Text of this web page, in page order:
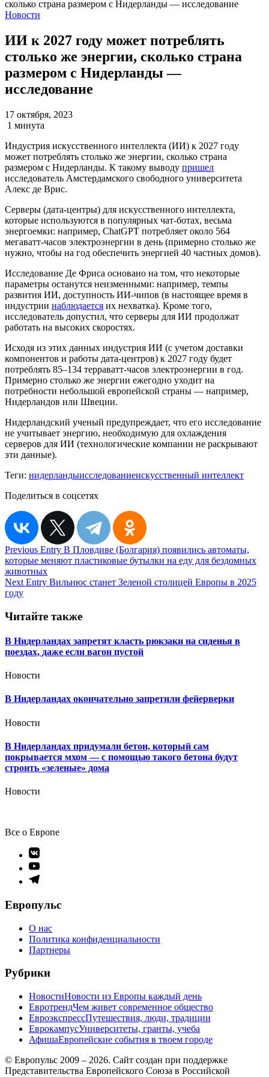
Новости
ИИ к 2027 году может потреблять
столько же энергии, сколько страна
размером с Нидерланды —
исследование
17 октября, 2023
1 минута
Индустрия искусственного интеллекта (ИИ) к 2027 году
может потреблять столько же энергии, сколько страна
размером с Нидерланды. К такому выводу пришел
исследователь Амстердамского свободного университета
Алекс де Врис.
Серверы (дата-центры) для искусственного интеллекта,
которые используются в популярных чат-ботах, весьма
энергоемки: например, ChatGPT потребляет около 564
мегаватт-часов электроэнергии в день (примерно столько же
нужно, чтобы на год обеспечить энергией 40 частных домов).
Исследование Де Фриса основано на том, что некоторые
параметры останутся неизменными: например, темпы
развития ИИ, доступность ИИ-чипов (в настоящее время в
индустрии наблюдается их нехватка). Кроме того,
исследователь допустил, что серверы для ИИ продолжат
работать на высоких скоростях.
Исходя из этих данных индустрия ИИ (с учетом доставки
компонентов и работы дата-центров) к 2027 году будет
потреблять 85–134 терраватт-часов электроэнергии в год.
Примерно столько же энергии ежегодно уходит на
потребности небольшой европейской страны — например,
Нидерландов или Швеции.
Нидерландский ученый предупреждает, что его исследование
не учитывает энергию, необходимую для охлаждения
серверов для ИИ (технологические компании не раскрывают
эти данные).
Теги: нидерландыисследованиеискусственный интеллект
Поделиться в соцсетях
Навигация
по
записям
Previous Entry В Пловдиве (Болгария) появились автоматы,
которые меняют пластиковые бутылки на еду для бездомных
животных
Next Entry Вильнюс станет Зеленой столицей Европы в 2025
году
Читайте также
В Нидерландах запретят класть рюкзаки на сиденья в
поездах, даже если вагон пустой
Новости
В Нидерландах окончательно запретили фейерверки
Новости
В Нидерландах придумали бетон, который сам
покрывается мхом — с помощью такого бетона будут
строить «зеленые» дома
Новости
Все о Европе
Элемент
меню
Элемент
меню
Элемент
Европульс
О нас
Политика конфиденциальности
Партнеры
Рубрики
НовостиНовости из Европы каждый день
ЕвротрендЧем живет современное общество
ЕвроэкспрессПутешествия, люди, традиции
ЕврокампусУниверситеты, гранты, учеба
АфишаЕвропейские события в твоем городе
© Европульс 2009 – 2026. Сайт создан при поддержке
Представительства Европейского Союза в Российской